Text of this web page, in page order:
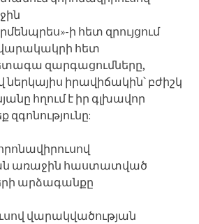
ի հետ զրույցում
վարակակրի հետ
զարգացումները,
իրավիճակին՝ բժիշկ
հղում է իր գլխավոր
զգոնությունը:
առաջին հաստատված
արձագանքը
վարակվածության